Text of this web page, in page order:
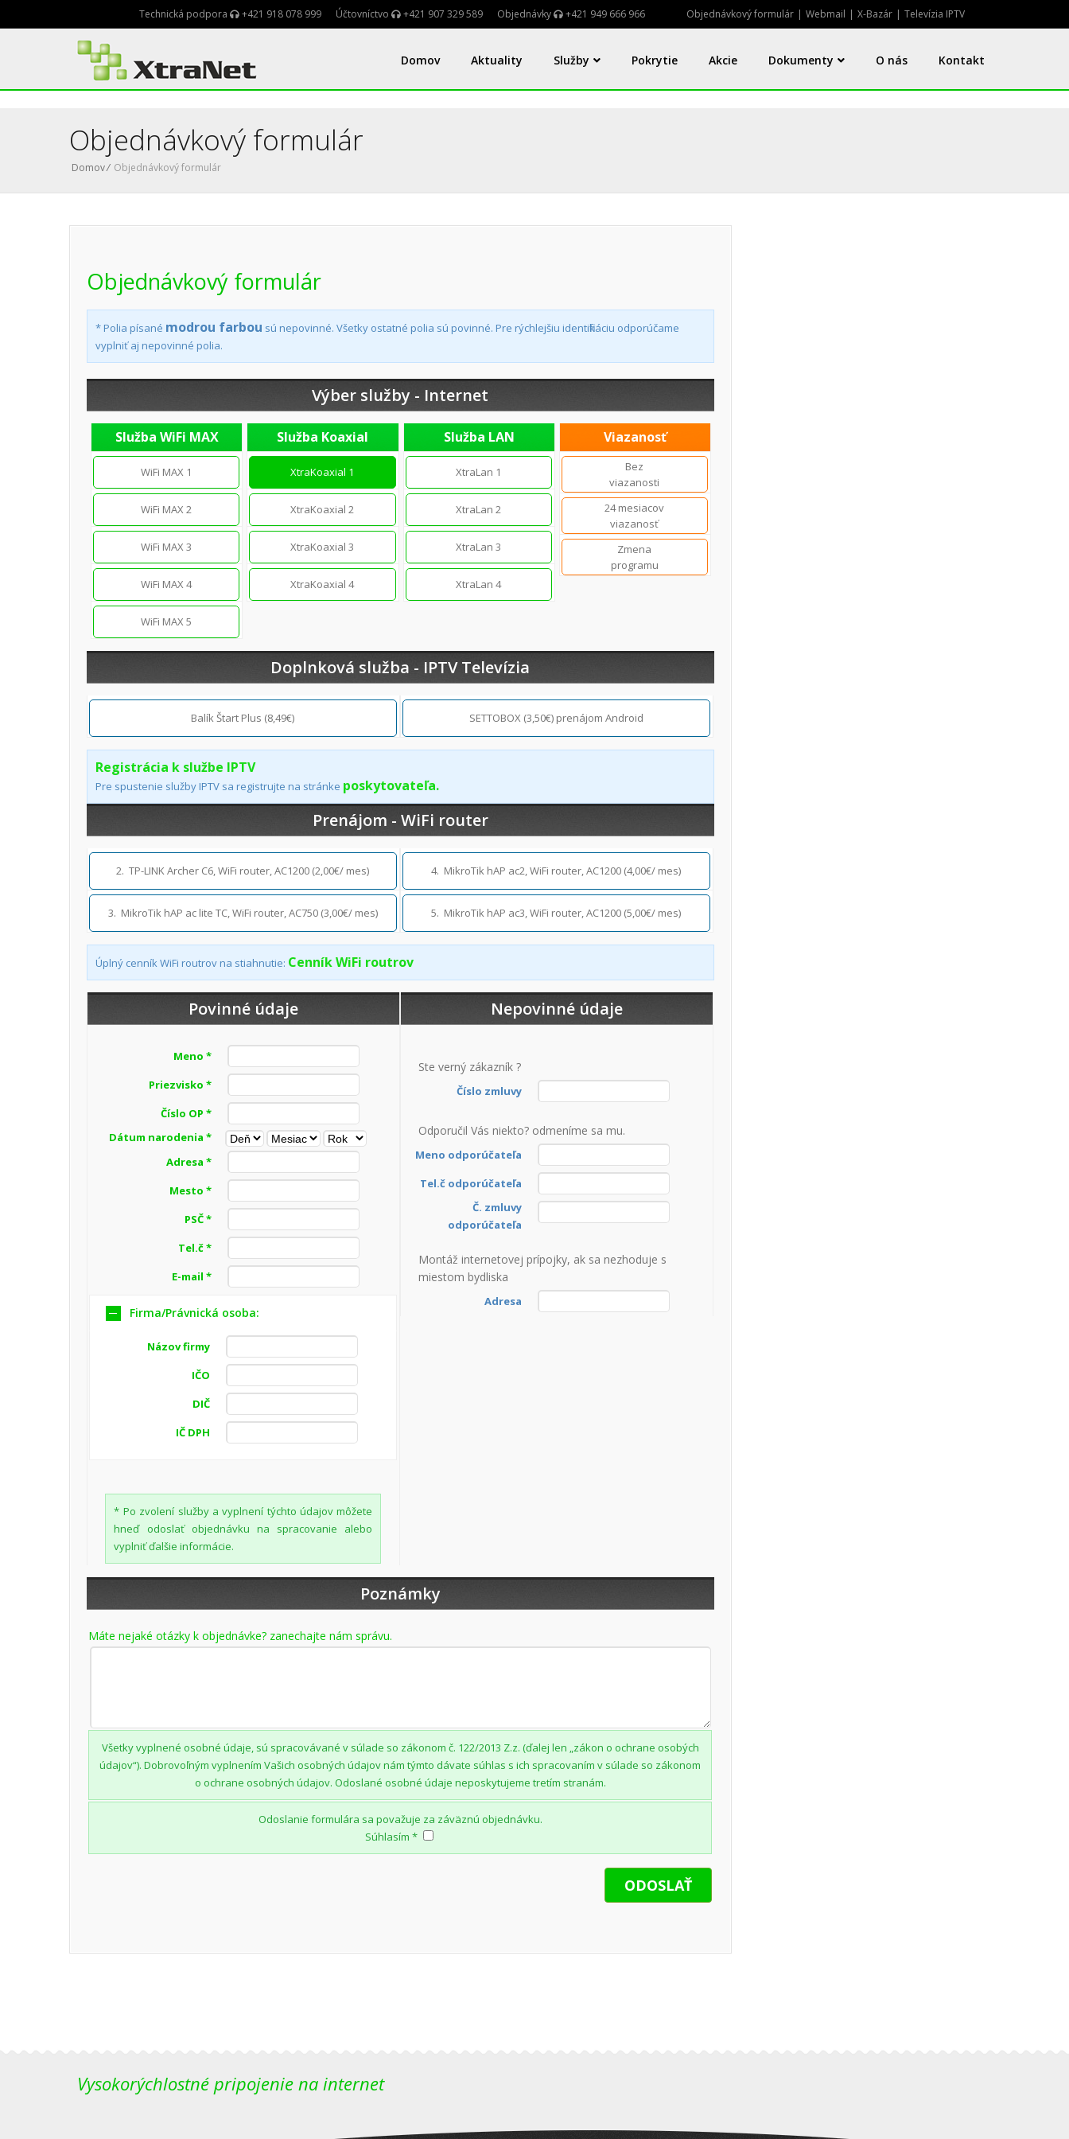
Technická podpora +421 918 078 999 Účtovníctvo +421 907 329 589 Objednávky +421 949 666 966 Objednávkový formulár | Webmail | X-Bazár | Televízia IPTV
Domov Aktuality Služby Pokrytie Akcie Dokumenty O nás Kontakt
Objednávkový formulár
Domov/ Objednávkový formulár
Objednávkový formulár
* Polia písané modrou farbou sú nepovinné. Všetky ostatné polia sú povinné. Pre rýchlejšiu identifikáciu odporúčame
vyplniť aj nepovinné polia.
Výber služby - Internet
Služba WiFi MAX
WiFi MAX 1
WiFi MAX 2
WiFi MAX 3
WiFi MAX 4
WiFi MAX 5
Služba Koaxial
XtraKoaxial 1
XtraKoaxial 2
XtraKoaxial 3
XtraKoaxial 4
Služba LAN
XtraLan 1
XtraLan 2
XtraLan 3
XtraLan 4
Viazanosť
Bez
viazanosti
24 mesiacov
viazanosť
Zmena
programu
Doplnková služba - IPTV Televízia
Balík Štart Plus (8,49€) SETTOBOX (3,50€) prenájom Android
Registrácia k službe IPTV
Pre spustenie služby IPTV sa registrujte na stránke poskytovateľa.
Prenájom - WiFi router
2. TP-LINK Archer C6, WiFi router, AC1200 (2,00€/ mes)
3. MikroTik hAP ac lite TC, WiFi router, AC750 (3,00€/ mes)
4. MikroTik hAP ac2, WiFi router, AC1200 (4,00€/ mes)
5. MikroTik hAP ac3, WiFi router, AC1200 (5,00€/ mes)
Úplný cenník WiFi routrov na stiahnutie: Cenník WiFi routrov
Povinné údaje
Meno *
Priezvisko *
Číslo OP *
Dátum narodenia *
Adresa *
Mesto *
PSČ *
Tel.č *
E-mail *
Firma/Právnická osoba:
Názov firmy
IČO
DIČ
IČ DPH
* Po zvolení služby a vyplnení týchto údajov môžete
hneď odoslať objednávku na spracovanie alebo
vyplniť ďalšie informácie.
Nepovinné údaje
Ste verný zákazník ?
Číslo zmluvy
Odporučil Vás niekto? odmeníme sa mu.
Meno odporúčateľa
Tel.č odporúčateľa
Č. zmluvy
odporúčateľa
Montáž internetovej prípojky, ak sa nezhoduje s
miestom bydliska
Adresa
Poznámky
Máte nejaké otázky k objednávke? zanechajte nám správu.
Všetky vyplnené osobné údaje, sú spracovávané v súlade so zákonom č. 122/2013 Z.z. (ďalej len „zákon o ochrane osobých
údajov“). Dobrovoľným vyplnením Vašich osobných údajov nám týmto dávate súhlas s ich spracovaním v súlade so zákonom
o ochrane osobných údajov. Odoslané osobné údaje neposkytujeme tretím stranám.
Odoslanie formulára sa považuje za záväznú objednávku.
Súhlasím *
Vysokorýchlostné pripojenie na internet